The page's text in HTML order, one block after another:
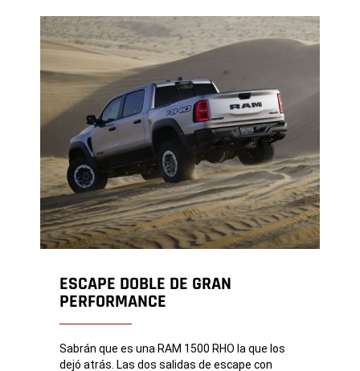
ESCAPE DOBLE DE GRAN
PERFORMANCE
Sabrán que es una RAM 1500 RHO la que los
dejó atrás. Las dos salidas de escape con